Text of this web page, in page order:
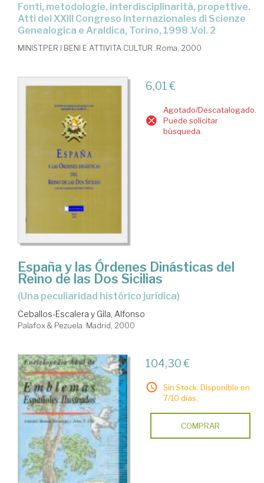
fonti, metodologie, interdisciplinarità, propettive.
Atti del XXIII Congreso Internazionales di Scienze
Genealogica e Araldica, Torino, 1998 .Vol. 2
MINIST.PER I BENI E ATTIVITA CULTUR. Roma, 2000
6,01 €
Agotado/Descatalogado.
Puede solicitar
búsqueda.
España y las Órdenes Dinásticas del
Reino de las Dos Sicilias
(una peculiaridad histórico jurídica)
Ceballos-Escalera y Gila, Alfonso
Palafox & Pezuela. Madrid, 2000
104,30 €
Sin Stock. Disponible en
7/10 días.
COMPRAR